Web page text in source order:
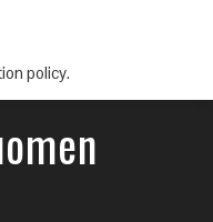
policy.